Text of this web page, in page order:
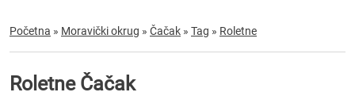
Početna » Moravički okrug » Čačak » Tag » Roletne
Roletne Čačak